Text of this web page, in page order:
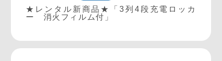
★レンタル新商品★「3列4段充電ロッカ
ー 消火フィルム付」